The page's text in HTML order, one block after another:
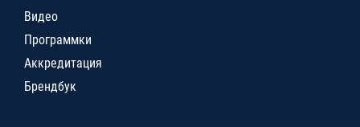
Видео
Программки
Аккредитация
Брендбук